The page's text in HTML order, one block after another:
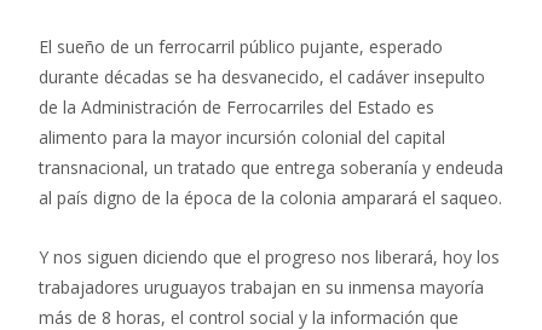
El sueño de un ferrocarril público pujante, esperado
durante décadas se ha desvanecido, el cadáver insepulto
de la Administración de Ferrocarriles del Estado es
alimento para la mayor incursión colonial del capital
transnacional, un tratado que entrega soberanía y endeuda
al país digno de la época de la colonia amparará el saqueo.
Y nos siguen diciendo que el progreso nos liberará, hoy los
trabajadores uruguayos trabajan en su inmensa mayoría
más de 8 horas, el control social y la información que